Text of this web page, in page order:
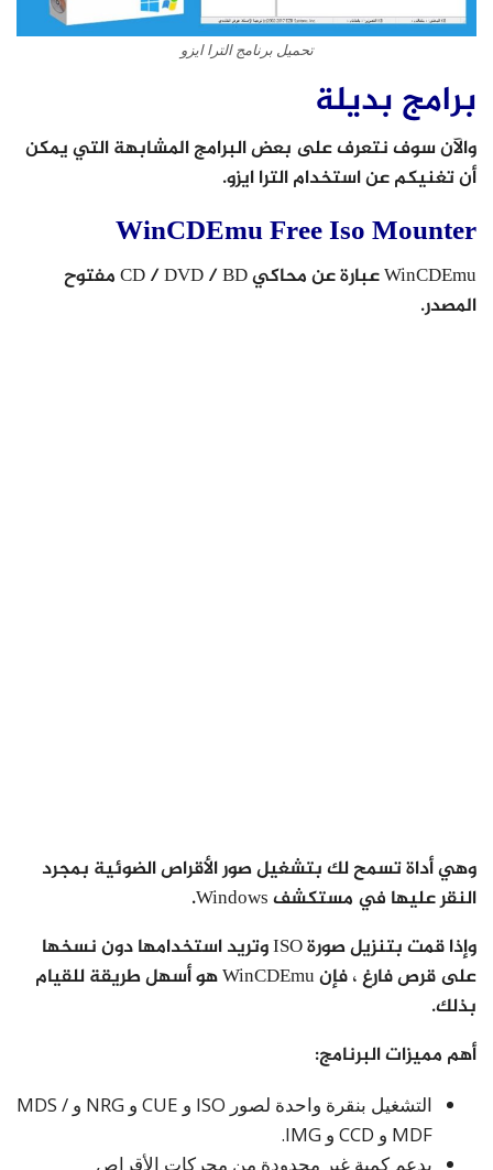
تحميل برنامج الترا ايزو
برامج بديلة
والآن سوف نتعرف على بعض البرامج المشابهة التي يمكن
أن تغنيكم عن استخدام الترا ايزو.
WinCDEmu Free Iso Mounter
WinCDEmu عبارة عن محاكي CD / DVD / BD مفتوح
المصدر.
وهي أداة تسمح لك بتشغيل صور الأقراص الضوئية بمجرد
النقر عليها في مستكشف Windows.
وإذا قمت بتنزيل صورة ISO وتريد استخدامها دون نسخها
على قرص فارغ ، فإن WinCDEmu هو أسهل طريقة للقيام
بذلك.
أهم مميزات البرنامج:
التشغيل بنقرة واحدة لصور ISO و CUE و NRG و MDS /
MDF و CCD و IMG.
يدعم كمية غير محدودة من محركات الأقراص